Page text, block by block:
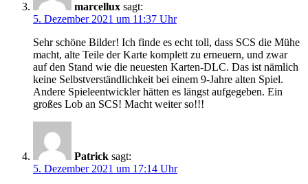
marcellux sagt:
5. Dezember 2021 um 11:37 Uhr
Sehr schöne Bilder! Ich finde es echt toll, dass SCS die Mühe
macht, alte Teile der Karte komplett zu erneuern, und zwar
auf den Stand wie die neuesten Karten-DLC. Das ist nämlich
keine Selbstverständlichkeit bei einem 9-Jahre alten Spiel.
Andere Spieleentwickler hätten es längst aufgegeben. Ein
großes Lob an SCS! Macht weiter so!!!
Patrick sagt:
5. Dezember 2021 um 17:14 Uhr